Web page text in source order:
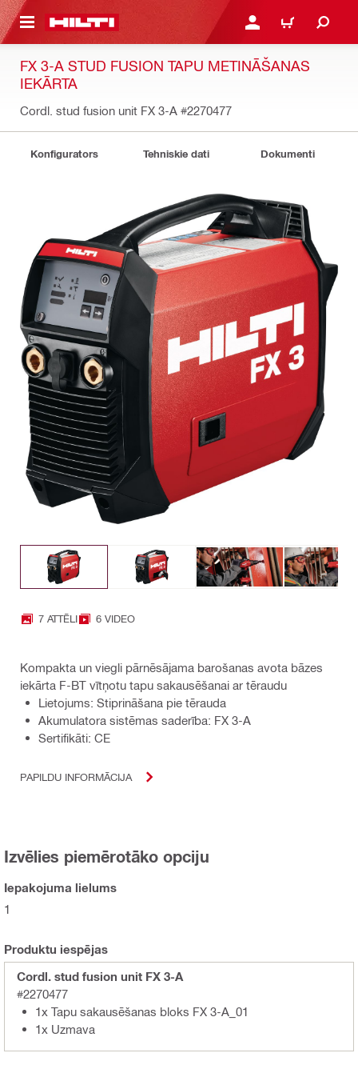
SATURU PIESLĒGTIES VAI
IEPIRKŠANĀS
FX 3-A STUD FUSION TAPU METINĀŠANAS
IEKĀRTA
Cordl. stud fusion unit FX 3-A #2270477
Konfigurators Tehniskie dati Dokumenti
7 ATTĒLI 6 VIDEO
Kompakta un viegli pārnēsājama barošanas avota bāzes
iekārta F-BT vītņotu tapu sakausēšanai ar tēraudu
Lietojums: Stiprināšana pie tērauda
Akumulatora sistēmas saderība: FX 3-A
Sertifikāti: CE
PAPILDU INFORMĀCIJA
Izvēlies piemērotāko opciju
Iepakojuma lielums
1
Produktu iespējas
Cordl. stud fusion unit FX 3-A
#2270477
1x Tapu sakausēšanas bloks FX 3-A_01
1x Uzmava